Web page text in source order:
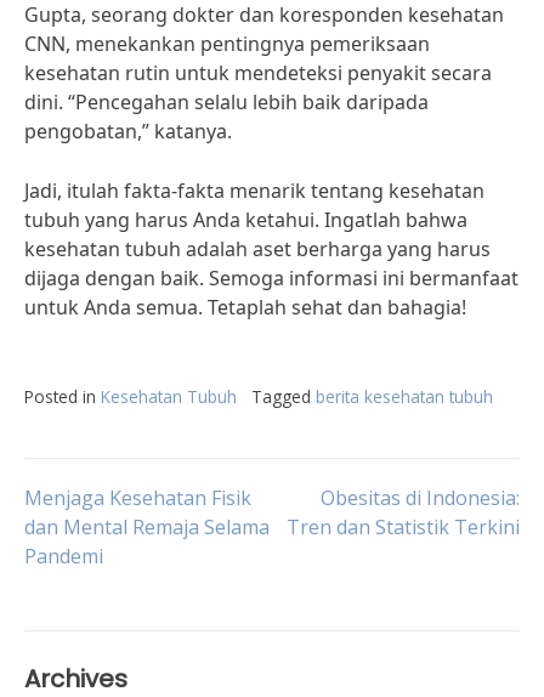
Gupta, seorang dokter dan koresponden kesehatan
CNN, menekankan pentingnya pemeriksaan
kesehatan rutin untuk mendeteksi penyakit secara
dini. “Pencegahan selalu lebih baik daripada
pengobatan,” katanya.
Jadi, itulah fakta-fakta menarik tentang kesehatan
tubuh yang harus Anda ketahui. Ingatlah bahwa
kesehatan tubuh adalah aset berharga yang harus
dijaga dengan baik. Semoga informasi ini bermanfaat
untuk Anda semua. Tetaplah sehat dan bahagia!
Posted in Kesehatan Tubuh Tagged berita kesehatan tubuh
Post
navigation
Menjaga Kesehatan Fisik
dan Mental Remaja Selama
Pandemi
Obesitas di Indonesia:
Tren dan Statistik Terkini
Archives